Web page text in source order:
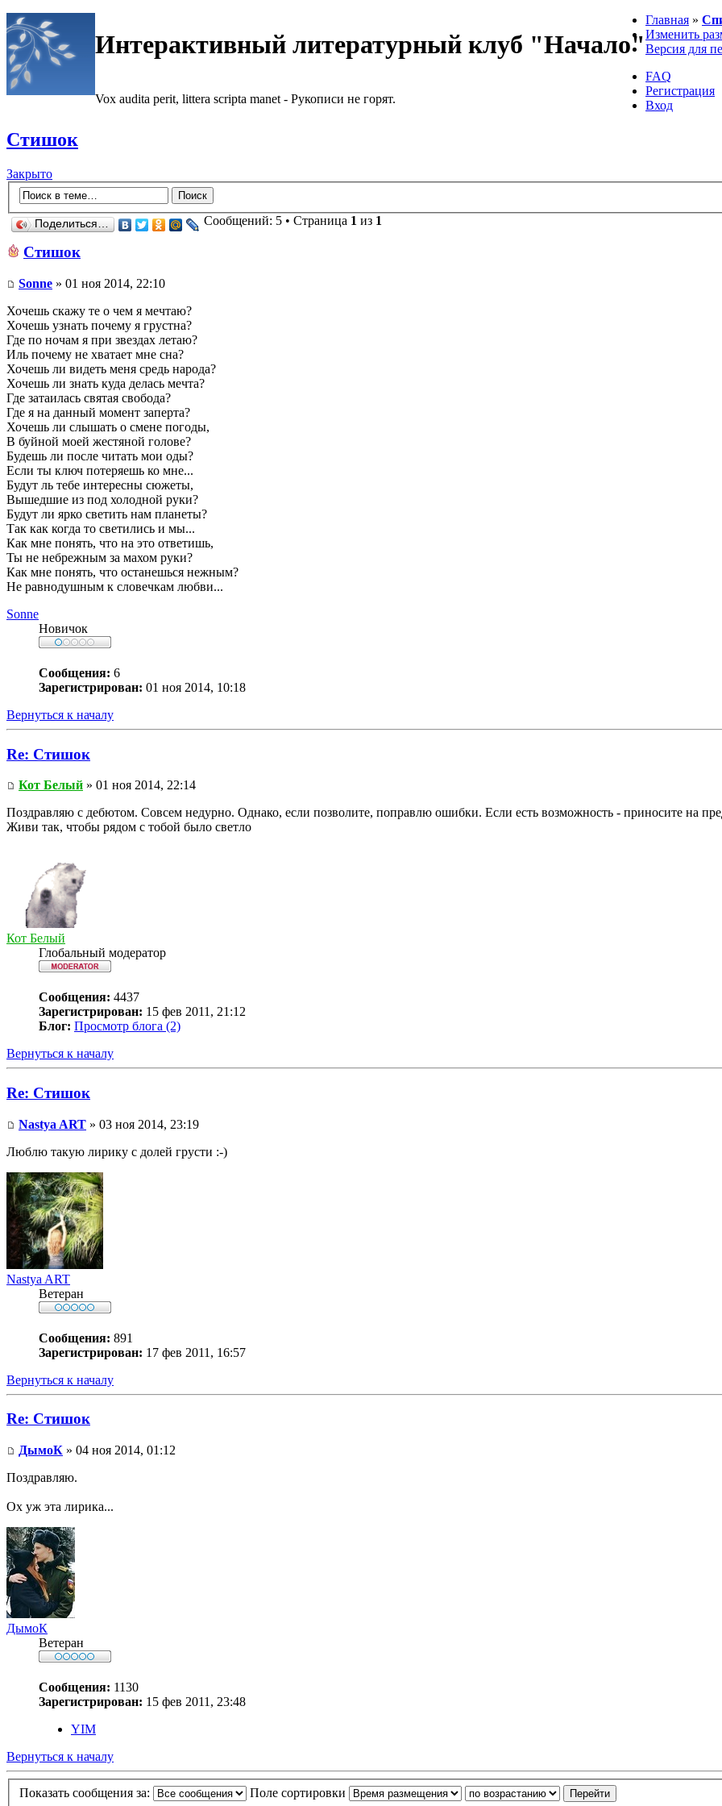
Интерактивный литературный клуб "Начало"
Vox audita perit, littera scripta manet - Рукописи не горят.
Главная »
Изменить
Версия для
FAQ
Регистрация
Вход
Стишок
Закрыто
Поделиться… Сообщений: 5 • Страница 1 из 1
Стишок
Sonne » 01 ноя 2014, 22:10
Хочешь скажу те о чем я мечтаю?
Хочешь узнать почему я грустна?
Где по ночам я при звездах летаю?
Иль почему не хватает мне сна?
Хочешь ли видеть меня средь народа?
Хочешь ли знать куда делась мечта?
Где затаилась святая свобода?
Где я на данный момент заперта?
Хочешь ли слышать о смене погоды,
В буйной моей жестяной голове?
Будешь ли после читать мои оды?
Если ты ключ потеряешь ко мне...
Будут ль тебе интересны сюжеты,
Вышедшие из под холодной руки?
Будут ли ярко светить нам планеты?
Так как когда то светились и мы...
Как мне понять, что на это ответишь,
Ты не небрежным за махом руки?
Как мне понять, что останешься нежным?
Не равнодушным к словечкам любви...
Sonne
Новичок
Сообщения: 6
Зарегистрирован: 01 ноя 2014, 10:18
Вернуться к началу
Re: Стишок
Кот Белый » 01 ноя 2014, 22:14
Поздравляю с дебютом. Совсем недурно. Однако, если позволите, поправлю ошибки. Если есть возможность - приносите на
Живи так, чтобы рядом с тобой было светло
Кот Белый
Глобальный модератор
Сообщения: 4437
Зарегистрирован: 15 фев 2011, 21:12
Блог: Просмотр блога (2)
Вернуться к началу
Re: Стишок
Nastya ART » 03 ноя 2014, 23:19
Люблю такую лирику с долей грусти :-)
Nastya ART
Ветеран
Сообщения: 891
Зарегистрирован: 17 фев 2011, 16:57
Вернуться к началу
Re: Стишок
ДымоК » 04 ноя 2014, 01:12
Поздравляю.
Ох уж эта лирика...
ДымоК
Ветеран
Сообщения: 1130
Зарегистрирован: 15 фев 2011, 23:48
YIM
Вернуться к началу
Показать сообщения за: Поле сортировки